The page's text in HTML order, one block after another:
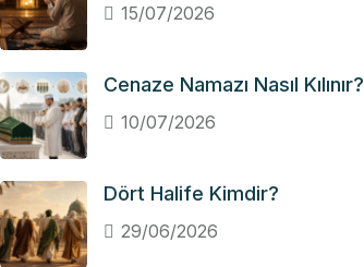
15/07/2026
Cenaze Namazı Nasıl Kılınır?
10/07/2026
Dört Halife Kimdir?
29/06/2026